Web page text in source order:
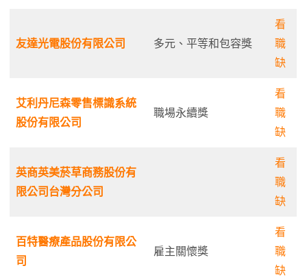
友達光電股份有限公司 多元、平等和包容獎
看
職
缺
艾利丹尼森零售標識系統
股份有限公司
職場永續獎
看
職
缺
英商英美菸草商務股份有
限公司台灣分公司
看
職
缺
百特醫療產品股份有限公
司
雇主關懷獎
看
職
缺